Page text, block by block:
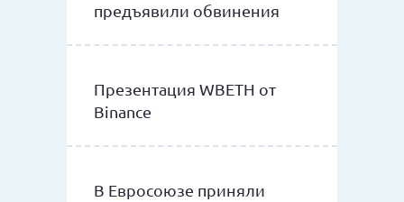
предъявили обвинения
Презентация WBETH от
Binance
В Евросоюзе приняли